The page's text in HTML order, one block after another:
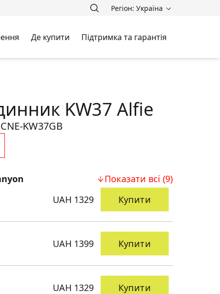
Регіон: Україна
Де купити Підтримка та гарантія
KW37 Alfie
CNE-KW37GB
UAH 1329 Купити
UAH 1399 Купити
UAH 1329 Купити
Показати всі (9)